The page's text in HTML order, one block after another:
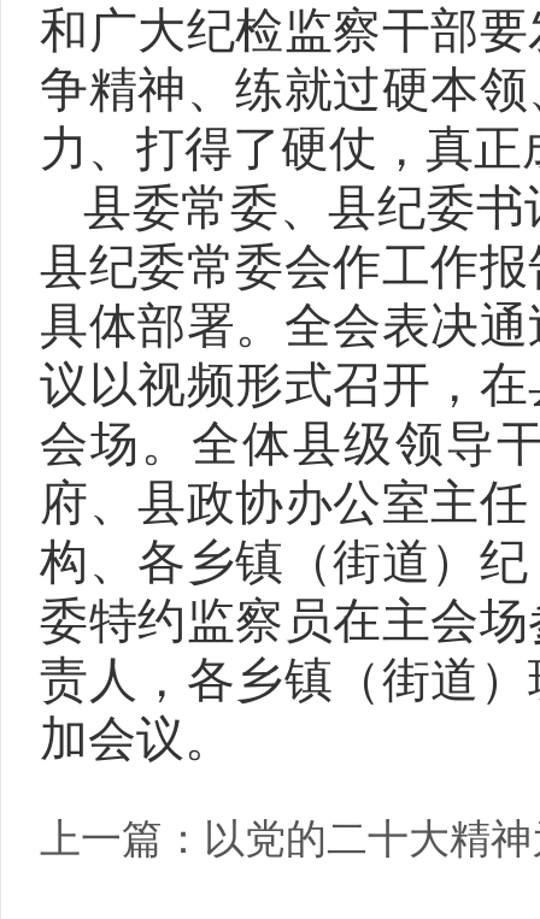
和广大纪检监察干部
争精神、练就过硬本
力、打得了硬仗，真
县委常委、县纪委
县纪委常委会作工作
具体部署。全会表决
议以视频形式召开，
会场。全体县级领导
府、县政协办公室主
构、各乡镇（街道）
委特约监察员在主会
责人，各乡镇（街道
加会议。
上一篇： 以党的二十大精